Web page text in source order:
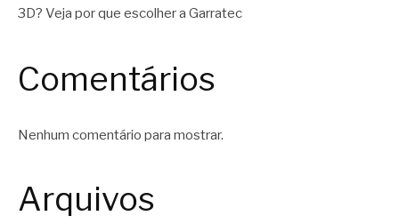
3D? Veja por que escolher a Garratec
Comentários
Nenhum comentário para mostrar.
Arquivos